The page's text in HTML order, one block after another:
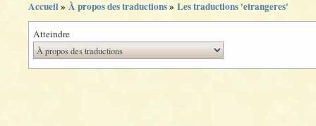
Accueil» À propos des traductions» Les traductions 'etrangeres'
Atteindre